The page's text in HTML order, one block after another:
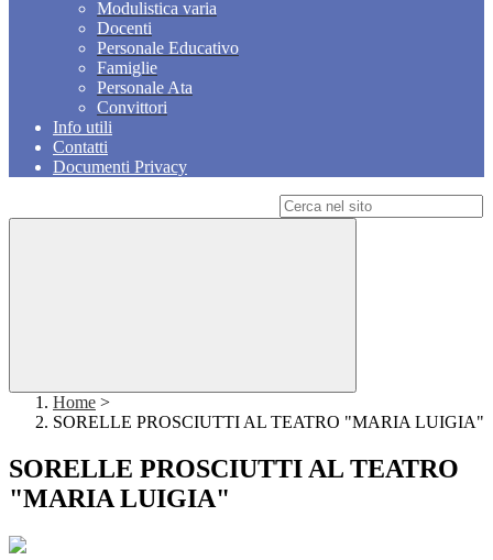
Modulistica varia
Docenti
Personale Educativo
Famiglie
Personale Ata
Convittori
Info utili
Contatti
Documenti Privacy
Home >
SORELLE PROSCIUTTI AL TEATRO "MARIA LUIGIA"
SORELLE PROSCIUTTI AL TEATRO
"MARIA LUIGIA"